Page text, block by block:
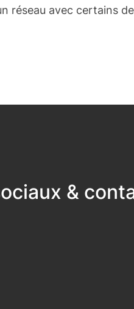
réseau avec certains
&